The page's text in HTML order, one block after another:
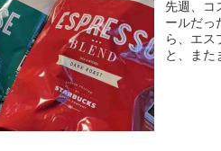
先週、コ
ールだっ
ら、エス
と、また